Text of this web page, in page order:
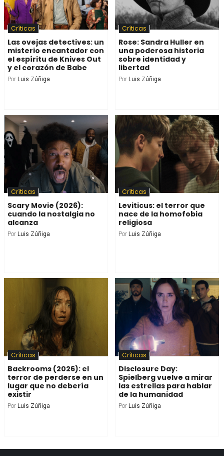
Críticas
Las ovejas detectives: un
misterio encantador con
el espíritu de Knives Out
y el corazón de Babe
Por Luis Zúñiga
Críticas
Rose: Sandra Huller en
una poderosa historia
sobre identidad y
libertad
Por Luis Zúñiga
Críticas
Scary Movie (2026):
cuando la nostalgia no
alcanza
Por Luis Zúñiga
Críticas
Leviticus: el terror que
nace de la homofobia
religiosa
Por Luis Zúñiga
Críticas
Backrooms (2026): el
terror de perderse en un
lugar que no debería
existir
Por Luis Zúñiga
Críticas
Disclosure Day:
Spielberg vuelve a mirar
las estrellas para hablar
de la humanidad
Por Luis Zúñiga